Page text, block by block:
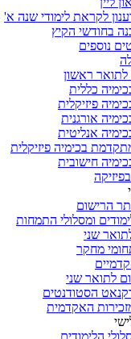
לקראת לימודי שנה א'
בחודשי הקיץ
נוספים
ראשון
כללית
פיזיקלית
אורגנית
אנליטית
בכימיה פיזיקלית
חישובית
הרישום
ומסלולי התמחות
שני
מחקר
לתואר שני
הסטודנטים
האקדמית
הלימודים